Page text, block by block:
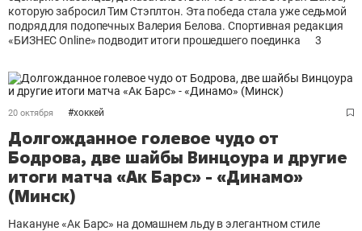
которую забросил Тим Стэплтон. Эта победа стала уже седьмой
подряд для подопечных Валерия Белова. Спортивная редакция
«БИЗНЕС Online» подводит итоги прошедшего поединка
3
20 октября #хоккей
Долгожданное голевое чудо от
Бодрова, две шайбы Винцоура и другие
итоги матча «Ак Барс» - «Динамо»
(Минск)
Накануне «Ак Барс» на домашнем льду в элегантном стиле